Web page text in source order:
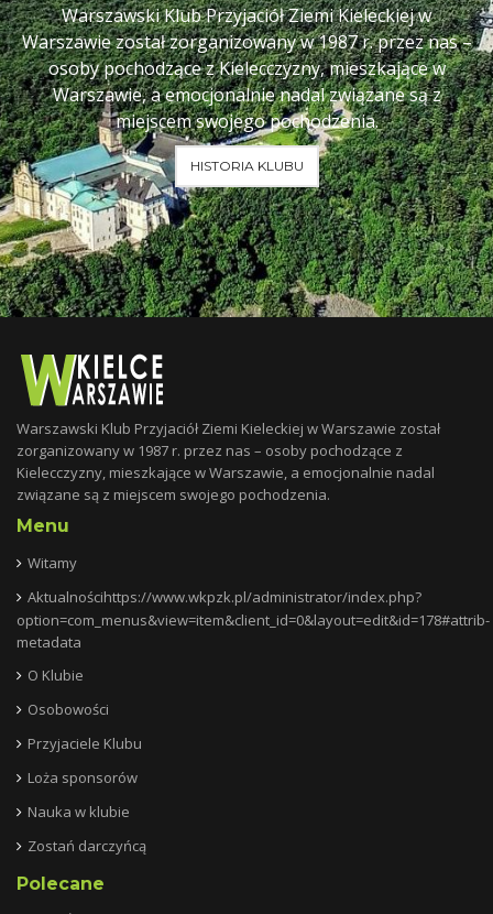
Warszawski Klub Przyjaciół Ziemi Kieleckiej w
Warszawie został zorganizowany w 1987 r. przez nas –
osoby pochodzące z Kielecczyzny, mieszkające w
Warszawie, a emocjonalnie nadal związane są z
miejscem swojego pochodzenia.
HISTORIA KLUBU
Warszawski Klub Przyjaciół Ziemi Kieleckiej w Warszawie został
zorganizowany w 1987 r. przez nas – osoby pochodzące z
Kielecczyzny, mieszkające w Warszawie, a emocjonalnie nadal
związane są z miejscem swojego pochodzenia.
Menu
Witamy
Aktualnościhttps://www.wkpzk.pl/administrator/index.php?
option=com_menus&view=item&client_id=0&layout=edit&id=178#attrib-
metadata
O Klubie
Osobowości
Przyjaciele Klubu
Loża sponsorów
Nauka w klubie
Zostań darczyńcą
Polecane